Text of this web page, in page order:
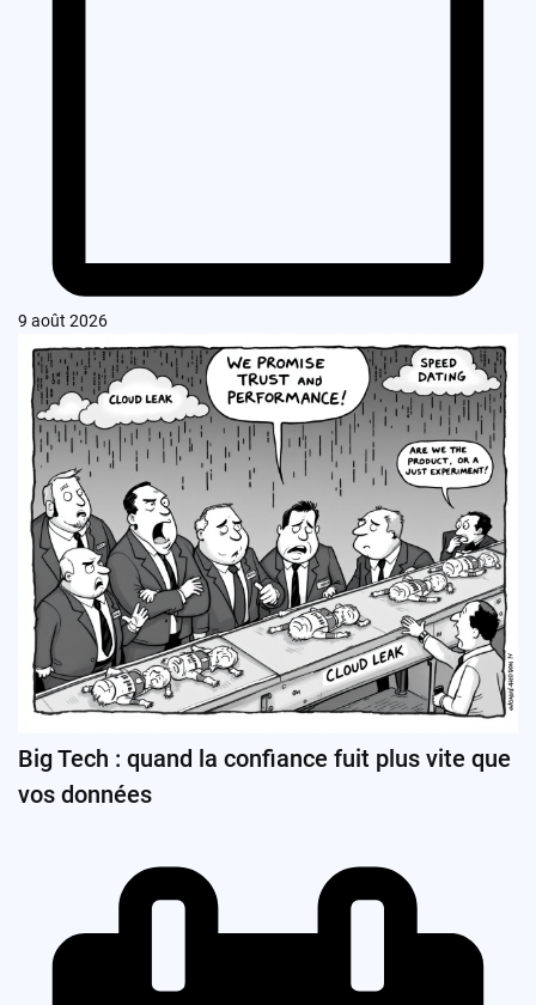
9 août 2026
Big Tech : quand la confiance fuit plus vite que
vos données